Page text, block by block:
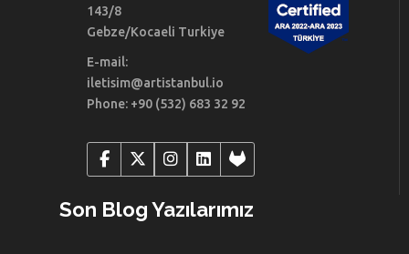
143/8
Gebze/Kocaeli Turkiye
E-mail:
iletisim@artistanbul.io
Phone: +90 (532) 683 32 92
Son Blog Yazılarımız